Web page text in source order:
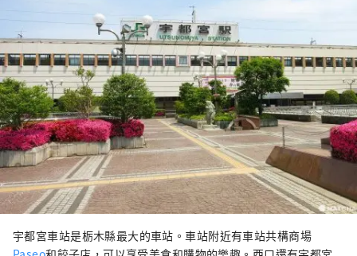
宇都宮車站是栃木縣最大的車站。車站附近有車站共構商場